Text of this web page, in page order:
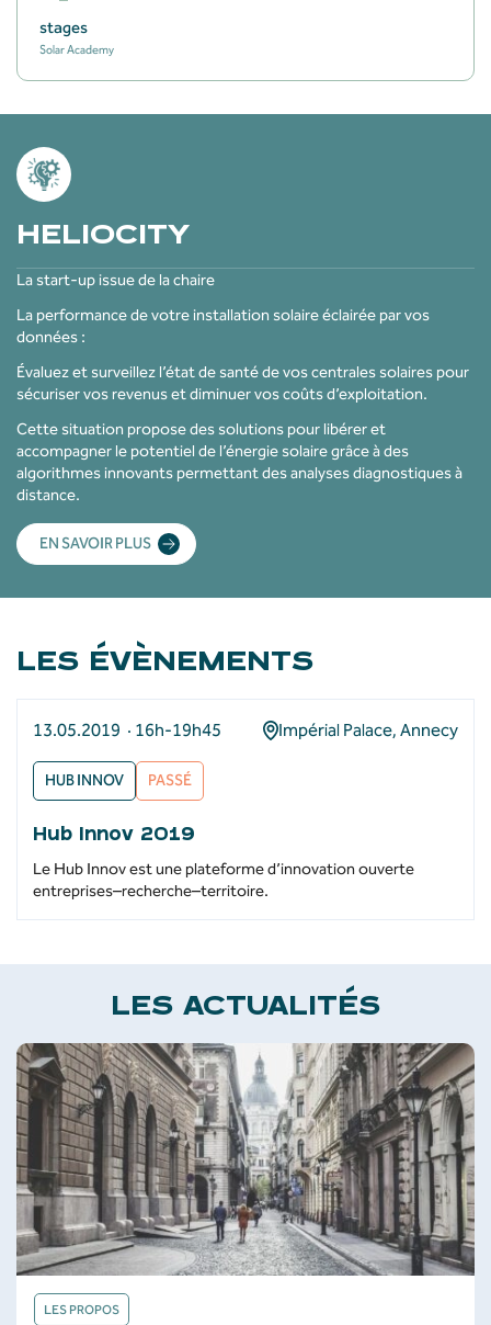
stages
Solar Academy
HELIOCITY
La start-up issue de la chaire
La performance de votre installation solaire éclairée par vos
données :
Évaluez et surveillez l’état de santé de vos centrales solaires pour
sécuriser vos revenus et diminuer vos coûts d’exploitation.
Cette situation propose des solutions pour libérer et
accompagner le potentiel de l’énergie solaire grâce à des
algorithmes innovants permettant des analyses diagnostiques à
distance.
EN SAVOIR PLUS
LES ÉVÈNEMENTS
13.05.2019 · 16h-19h45 Impérial Palace, Annecy
HUB INNOV PASSÉ
Hub Innov 2019
Le Hub Innov est une plateforme d’innovation ouverte
entreprises–recherche–territoire.
LES ACTUALITÉS
LES PROPOS